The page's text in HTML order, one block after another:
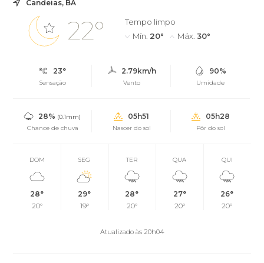
Candeias, BA
22°
Tempo limpo
Mín. 20° Máx. 30°
23°
Sensação
2.79km/h
Vento
90%
Umidade
28% (0.1mm)
Chance de chuva
05h51
Nascer do sol
05h28
Pôr do sol
DOM
28°
20°
SEG
29°
19°
TER
28°
20°
QUA
27°
20°
QUI
26°
20°
Atualizado às 20h04